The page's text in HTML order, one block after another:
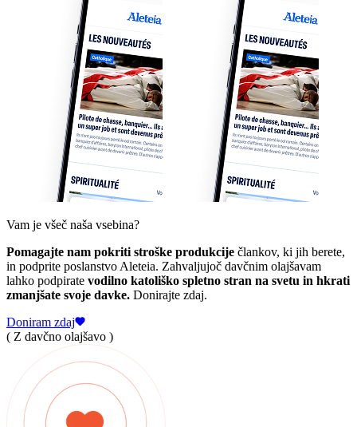
Vam je všeč naša vsebina?
Pomagajte nam pokriti stroške produkcije člankov, ki jih berete,
in podprite poslanstvo Aleteia. Zahvaljujoč davčnim olajšavam
lahko podpirate vodilno katoliško spletno stran na svetu in hkrati
zmanjšate svoje davke. Donirajte zdaj.
Doniram zdaj
( Z davčno olajšavo )